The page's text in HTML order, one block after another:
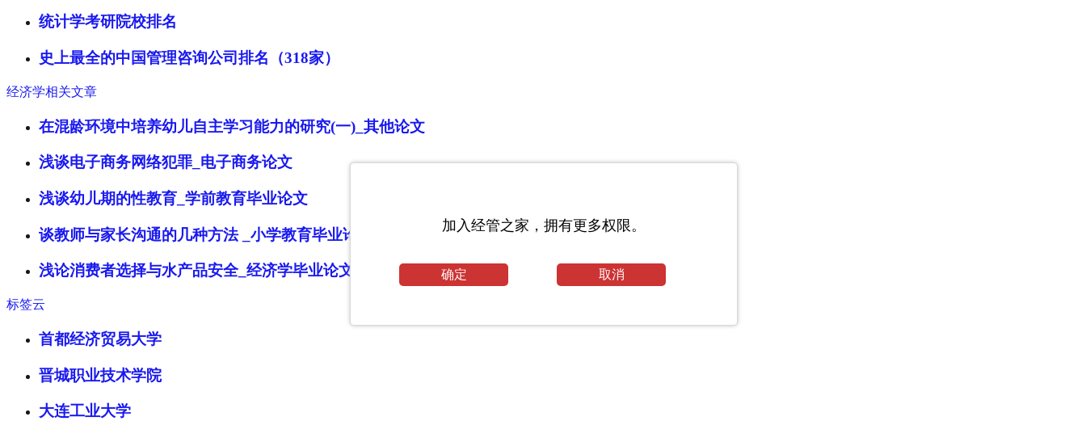
统计学考研院校排名
史上最全的中国管理咨询公司排名（318家）
经济学相关文章
在混龄环境中培养幼儿自主学习能力的研究(一)_其他论文
浅谈电子商务网络犯罪_电子商务论文
浅谈幼儿期的性教育_学前教育毕业论文
谈教师与家长沟通的几种方法 _小学教育毕业论文
浅论消费者选择与水产品安全_经济学毕业论文
标签云
首都经济贸易大学
晋城职业技术学院
大连工业大学
加入经管之家，拥有更多权限。
确定 取消